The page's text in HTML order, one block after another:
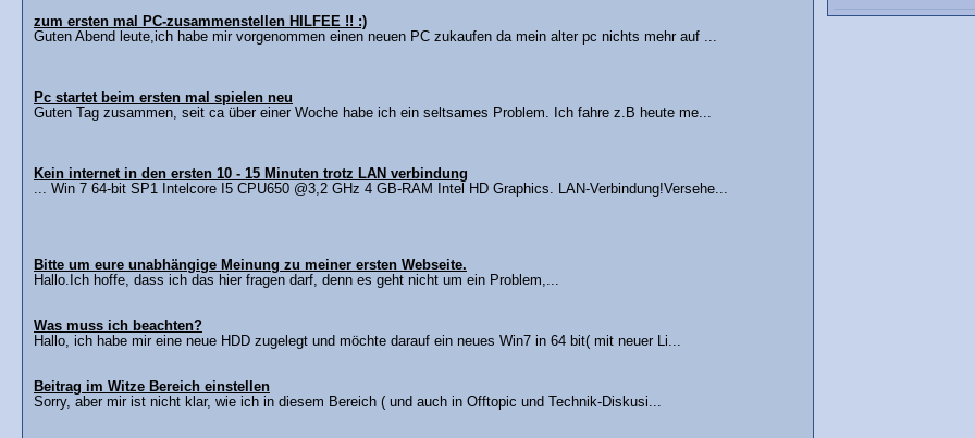
zum ersten mal PC-zusammenstellen HILFEE !! :)
Guten Abend leute,ich habe mir vorgenommen einen neuen PC zukaufen da mein alter pc nichts mehr auf ...
Pc startet beim ersten mal spielen neu
Guten Tag zusammen, seit ca über einer Woche habe ich ein seltsames Problem. Ich fahre z.B heute me...
Kein internet in den ersten 10 - 15 Minuten trotz LAN verbindung
... Win 7 64-bit SP1 Intelcore I5 CPU650 @3,2 GHz 4 GB-RAM Intel HD Graphics. LAN-Verbindung!Versehe...
Bitte um eure unabhängige Meinung zu meiner ersten Webseite.
Hallo.Ich hoffe, dass ich das hier fragen darf, denn es geht nicht um ein Problem,...
Was muss ich beachten?
Hallo, ich habe mir eine neue HDD zugelegt und möchte darauf ein neues Win7 in 64 bit( mit neuer Li...
Beitrag im Witze Bereich einstellen
Sorry, aber mir ist nicht klar, wie ich in diesem Bereich ( und auch in Offtopic und Technik-Diskusi...